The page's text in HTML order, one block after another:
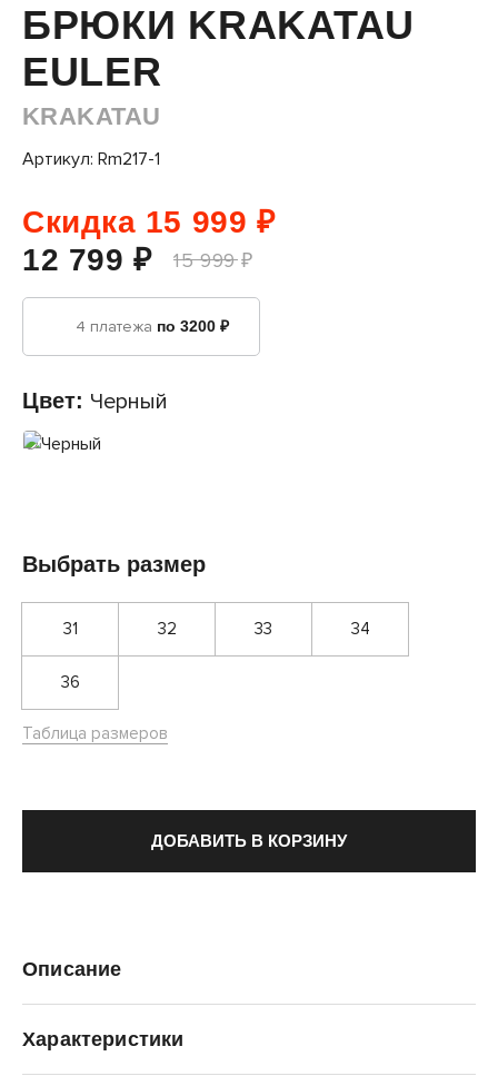
БРЮКИ KRAKATAU
EULER
KRAKATAU
Артикул: Rm217-1
Скидка 15 999 ₽
12 799 ₽
15 999 ₽
4 платежа по 3200 ₽
Цвет: Черный
Выбрать размер
31 32 33 34
36
Таблица размеров
ДОБАВИТЬ В КОРЗИНУ
Описание
Характеристики